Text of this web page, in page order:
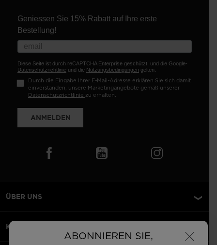
×
ABONNIEREN SIE,
Geniessen Sie 15% Rabatt auf Ihre erste
Bestellung!
Diese Seite ist durch reCAPTCHA Enterprise geschützt, und die Google-
Datenschutzrichtlinie und die Nutzungsbedingungen gelten.
Durch die Eingabe Ihrer E-Mail-Adresse erklären Sie sich damit
einverstanden, unsere Marketingangebote gemäß unserer
Datenschutzrichtlinie zu erhalten.
ANMELDEN
ÜBER UNS
KUNDENSERVICE